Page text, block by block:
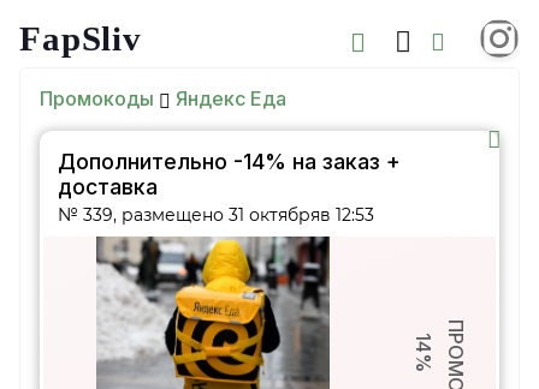
FapSliv
Промокоды Яндекс Еда
Дополнительно -14% на заказ +
доставка
№ 339, размещено 31 октябряв 12:53
14%